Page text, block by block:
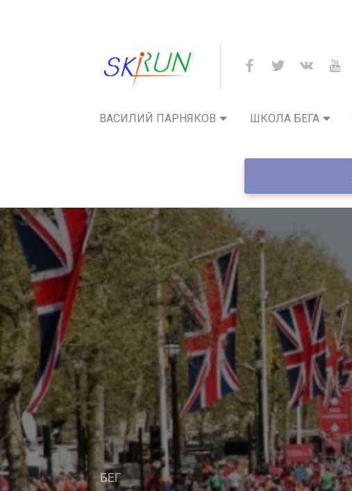
ВАСИЛИЙ ПАРНЯКОВ ШКОЛА БЕГА
БЕГ